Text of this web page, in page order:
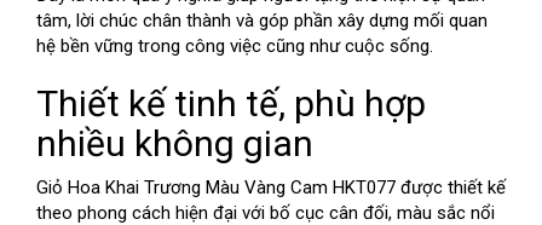
tâm, lời chúc chân thành và góp phần xây dựng mối quan
hệ bền vững trong công việc cũng như cuộc sống.
Thiết kế tinh tế, phù hợp
nhiều không gian
Giỏ Hoa Khai Trương Màu Vàng Cam HKT077 được thiết kế
theo phong cách hiện đại với bố cục cân đối, màu sắc nổi